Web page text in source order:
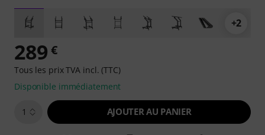
+2
289 €
Tous les prix TVA incl. (TTC)
Disponible immédiatement
1 AJOUTER AU PANIER